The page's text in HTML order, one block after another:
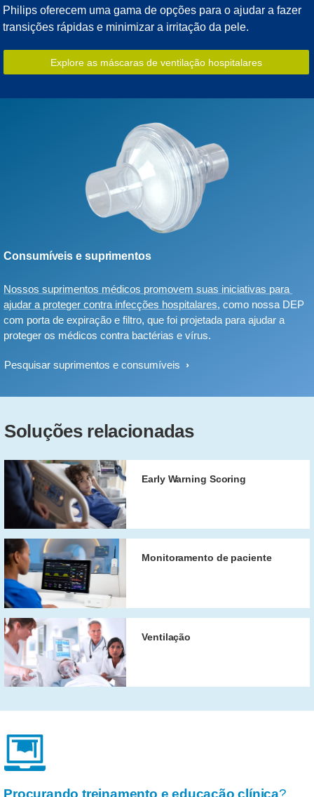
Philips oferecem uma gama de opções para o ajudar a fazer
transições rápidas e minimizar a irritação da pele.
Explore as máscaras de ventilação hospitalares
Consumíveis e suprimentos
Nossos suprimentos médicos promovem suas iniciativas para
ajudar a proteger contra infecções hospitalares, como nossa DEP
com porta de expiração e filtro, que foi projetada para ajudar a
proteger os médicos contra bactérias e vírus.
Pesquisar suprimentos e consumíveis
Soluções relacionadas
Early Warning Scoring
Monitoramento de paciente
Ventilação
Procurando treinamento e educação clínica?